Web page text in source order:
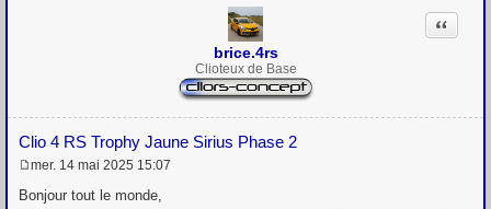
brice.4rs
Clioteux de Base
Clio 4 RS Trophy Jaune Sirius Phase 2
Citation
e
mer. 14 mai 2025 15:07
Bonjour tout le monde,